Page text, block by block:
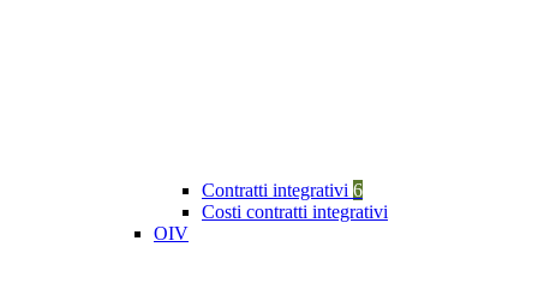
Contratti integrativi 6
Costi contratti integrativi
OIV